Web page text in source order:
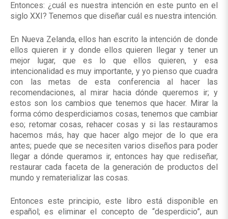
Entonces: ¿cuál es nuestra intención en este punto en el
siglo XXI? Tenemos que diseñar cuál es nuestra intención.
En Nueva Zelanda, ellos han escrito la intención de donde
ellos quieren ir y donde ellos quieren llegar y tener un
mejor lugar, que es lo que ellos quieren, y esa
intencionalidad es muy importante, y yo pienso que cuadra
con las metas de esta conferencia al hacer las
recomendaciones, al mirar hacia dónde queremos ir; y
estos son los cambios que tenemos que hacer. Mirar la
forma cómo desperdiciamos cosas, tenemos que cambiar
eso; retomar cosas, rehacer cosas y si las restauramos
hacemos más, hay que hacer algo mejor de lo que era
antes; puede que se necesiten varios diseños para poder
llegar a dónde queramos ir, entonces hay que rediseñar,
restaurar cada faceta de la generación de productos del
mundo y rematerializar las cosas.
Entonces este principio, este libro está disponible en
español; es eliminar el concepto de “desperdicio”, aun